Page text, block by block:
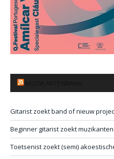
Gitarist zoekt band of nieuw
Beginner gitarist zoekt
Toetsenist zoekt (semi)